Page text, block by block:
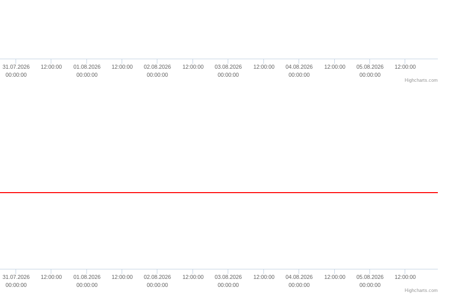
31.07.2026
00:00:00
12:00:00
01.08.2026
00:00:00
12:00:00
02.08.2026
00:00:00
12:00:00
03.08.2026
00:00:00
12:00:00
04.08.2026
00:00:00
12:00:00
05.08.2026
00:00:00
12:00:00
Highcharts.com
31.07.2026
00:00:00
12:00:00
01.08.2026
00:00:00
12:00:00
02.08.2026
00:00:00
12:00:00
03.08.2026
00:00:00
12:00:00
04.08.2026
00:00:00
12:00:00
05.08.2026
00:00:00
12:00:00
Highcharts.com